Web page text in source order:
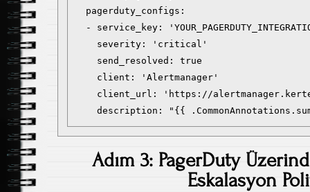
  pagerduty_configs:
- service_key:
    severity: 'critical'
    send_resolved: true
    client: 'Alertmanager'
client_url: 'https://
Adım 3: PagerDuty
Eskalasyon